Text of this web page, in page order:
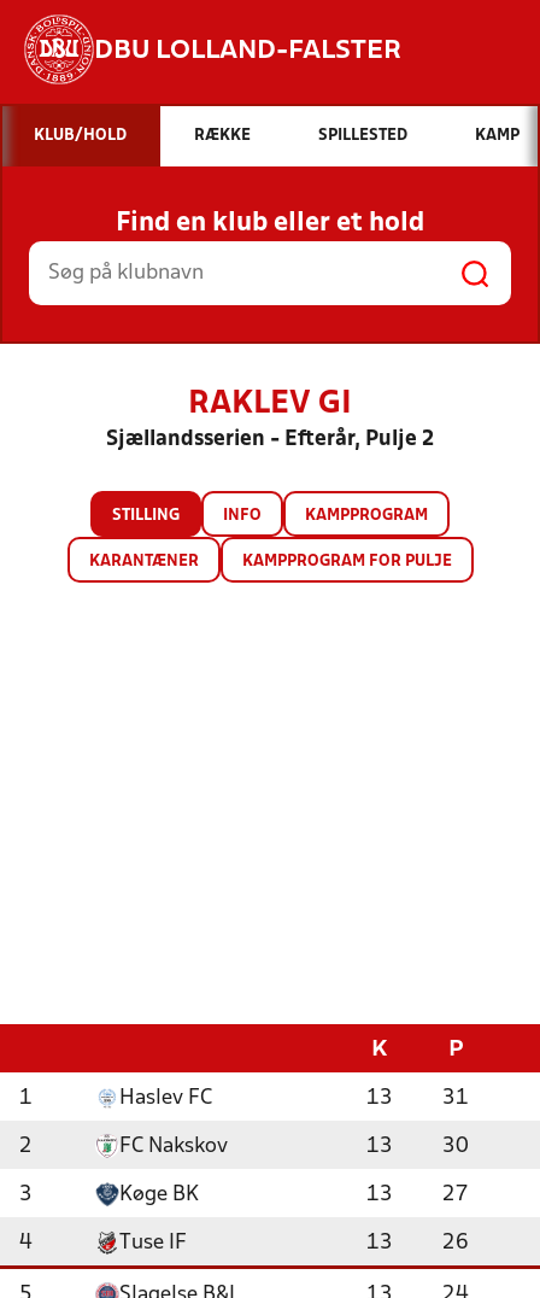
DBU LOLLAND-FALSTER
Hvad vil du søge efter?
INDHOLD OG NYHEDER
STILLINGER, RESULTATER, KLUBBER OG
HOLD
KLUB/HOLD RÆKKE SPILLESTED KAMP
Find en klub eller et hold
RAKLEV GI
Sjællandsserien - Efterår, Pulje 2
STILLING INFO KAMPPROGRAM
KARANTÆNER KAMPPROGRAM FOR PULJE
K P
1 Haslev FC 13 31
2 FC Nakskov 13 30
3 Køge BK 13 27
4 Tuse IF 13 26